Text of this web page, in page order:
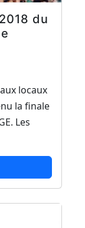
du
locaux
la finale
Les